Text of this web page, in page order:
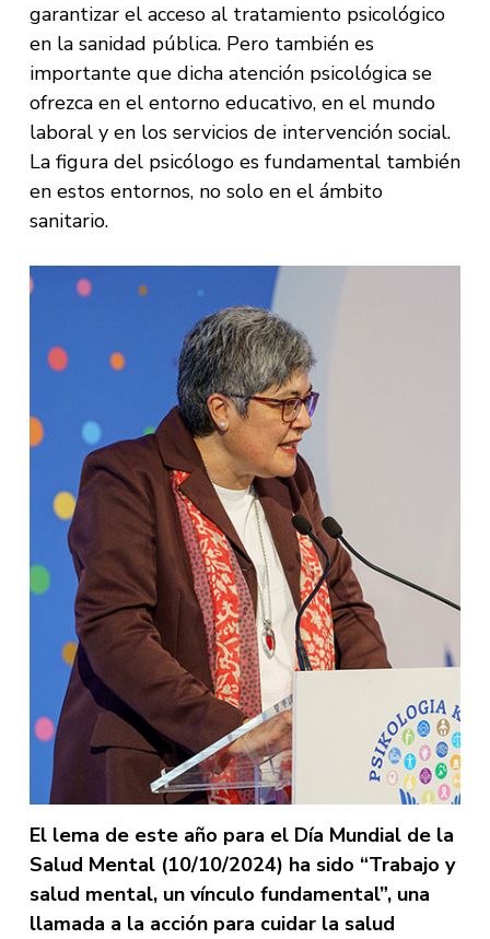
garantizar el acceso al tratamiento psicológico
en la sanidad pública. Pero también es
importante que dicha atención psicológica se
ofrezca en el entorno educativo, en el mundo
laboral y en los servicios de intervención social.
La figura del psicólogo es fundamental también
en estos entornos, no solo en el ámbito
sanitario.
El lema de este año para el Día Mundial de la
Salud Mental (10/10/2024) ha sido “Trabajo y
salud mental, un vínculo fundamental”, una
llamada a la acción para cuidar la salud